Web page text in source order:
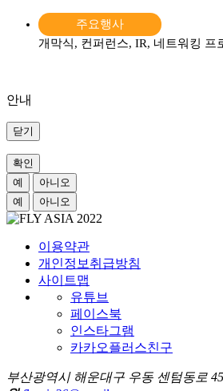
주요행사
개막식, 컨퍼런스, IR, 네트워킹 프
안내
닫기
확인
예
아니오
예
아니오
이용약관
개인정보취급방침
사이트맵
유튜브
페이스북
인스타그램
카카오플러스친구
부산광역시 해운대구 우동 센텀동로